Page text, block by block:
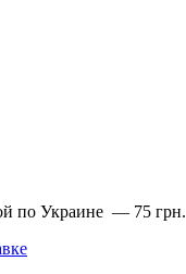
по Украине — 75 грн.